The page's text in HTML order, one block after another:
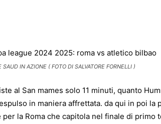
IN AZIONE ( FOTO DI SALVATORE FORNELLI )
al San mames solo 11 minuti, quanto
in maniera affrettata. da qui in poi la
la Roma che capitola nel finale di primo